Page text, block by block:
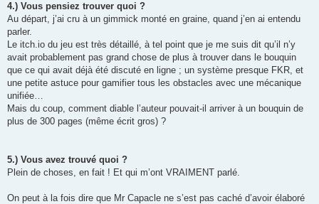
4.) Vous pensiez trouver quoi ?
Au départ, j’ai cru à un gimmick monté en graine, quand j’en ai entendu
parler.
Le itch.io du jeu est très détaillé, à tel point que je me suis dit qu’il n’y
avait probablement pas grand chose de plus à trouver dans le bouquin
que ce qui avait déjà été discuté en ligne ; un système presque FKR, et
une petite astuce pour gamifier tous les obstacles avec une mécanique
unifiée…
Mais du coup, comment diable l’auteur pouvait-il arriver à un bouquin de
plus de 300 pages (même écrit gros) ?
5.) Vous avez trouvé quoi ?
Plein de choses, en fait ! Et qui m’ont VRAIMENT parlé.
On peut à la fois dire que Mr Capacle ne s’est pas caché d’avoir élaboré